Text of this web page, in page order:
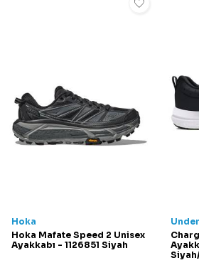
Hoka
Hoka Mafate Speed 2 Unisex
Ayakkabı - 1126851 Siyah